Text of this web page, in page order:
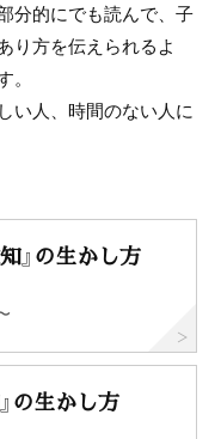
分的にでも読んで、子
り方を伝えられるよ
い人、時間のない人に
』の生かし方
の生かし方